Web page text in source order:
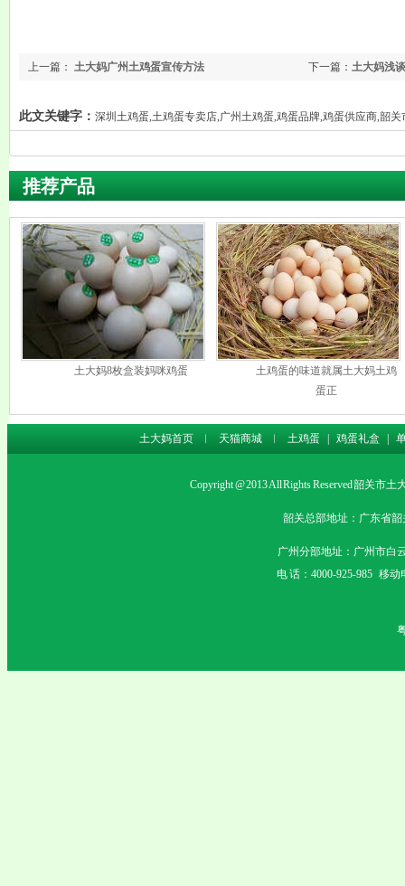
下一篇： 土大妈浅
上一篇： 土大妈广州土鸡蛋宣传方法
此文关键字： 深圳土鸡蛋,土鸡蛋专卖店,广州土鸡蛋,鸡蛋品牌,鸡蛋供应商,韶
推荐产品
土大妈8枚盒装妈咪鸡蛋
土鸡蛋的味道就属土大妈土鸡
蛋正
土大妈首页 ︱ 天猫商城 ︱ 土鸡蛋 鸡蛋礼盒
Copyright @ 2013 All Rights Reserved 韶关市
韶关总部地址：广东省韶
广州分部地址：广州市白
电 话：4000-925-985 移动